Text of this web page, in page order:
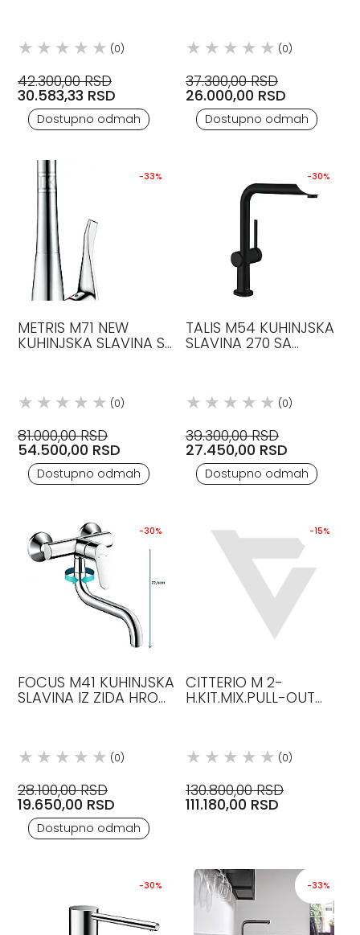
(0)
42.300,00 RSD
30.583,33 RSD
Dostupno odmah
(0)
37.300,00 RSD
26.000,00 RSD
Dostupno odmah
-33%
METRIS M71 NEW
KUHINJSKA SLAVINA SA
(0)
81.000,00 RSD
54.500,00 RSD
Dostupno odmah
-30%
TALIS M54 KUHINJSKA
SLAVINA 270 SA
HANSGROHE (0)
39.300,00 RSD
27.450,00 RSD
Dostupno odmah
-30%
FOCUS M41 KUHINJSKA
SLAVINA IZ ZIDA HROM
(0)
28.100,00 RSD
19.650,00 RSD
Dostupno odmah
-15%
CITTERIO M 2-
H.KIT.MIX.PULL-OUT
(0)
130.800,00 RSD
111.180,00 RSD
-30% -33%